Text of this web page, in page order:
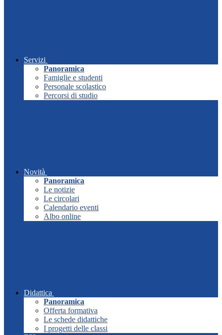
Servizi
Panoramica
Famiglie e studenti
Personale scolastico
Percorsi di studio
Novità
Panoramica
Le notizie
Le circolari
Calendario eventi
Albo online
Didattica
Panoramica
Offerta formativa
Le schede didattiche
I progetti delle classi